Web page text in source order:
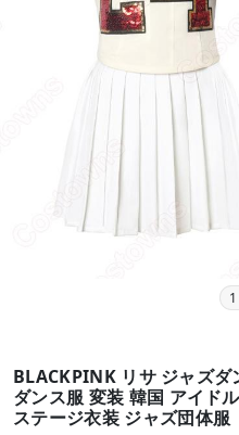
1
BLACKPINK リサ ジャズ
ダンス服 変装 韓国 アイド
ステージ衣装 ジャズ団体服